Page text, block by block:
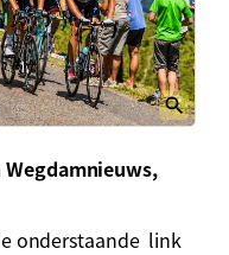
Wegdamnieuws,
onderstaande link